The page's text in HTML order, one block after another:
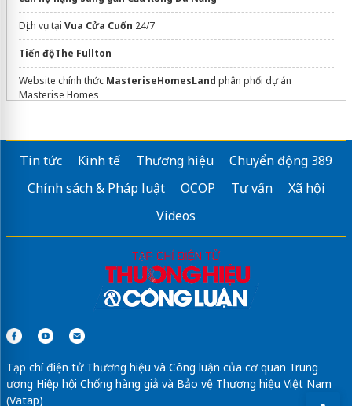
Dịch vụ tại Vua Cửa Cuốn 24/7
Tiến độThe Fullton
Website chính thức MasteriseHomesLand phân phối dự án
Masterise Homes
chứng chỉ hành nghề thiết kế xây dựng
thiết kế khách sạnchuyên nghiệp
Tin tức Kinh tế Thương hiệu
Chuyển động 389
Chính sách & Pháp luật
OCOP Tư vấn
Xã hội
Videos
Tạp chí điện tử Thương hiệu và Công luận của cơ quan Trung
ương Hiệp hội Chống hàng giả và Bảo vệ Thương hiệu Việt Nam
(Vatap)